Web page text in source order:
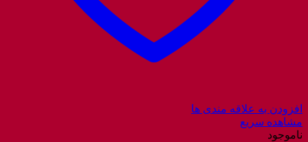
افزودن به علاقه مندی ها
مشاهده سریع
ناموجود